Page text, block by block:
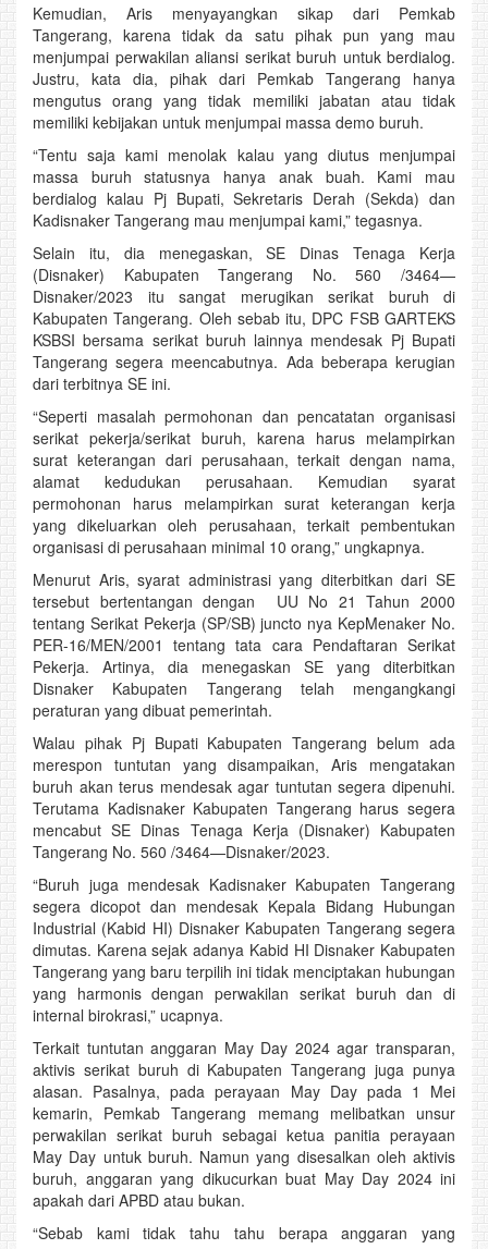
Kemudian, Aris menyayangkan sikap dari Pemkab
Tangerang, karena tidak da satu pihak pun yang mau
menjumpai perwakilan aliansi serikat buruh untuk berdialog.
Justru, kata dia, pihak dari Pemkab Tangerang hanya
mengutus orang yang tidak memiliki jabatan atau tidak
memiliki kebijakan untuk menjumpai massa demo buruh.
“Tentu saja kami menolak kalau yang diutus menjumpai
massa buruh statusnya hanya anak buah. Kami mau
berdialog kalau Pj Bupati, Sekretaris Derah (Sekda) dan
Kadisnaker Tangerang mau menjumpai kami,” tegasnya.
Selain itu, dia menegaskan, SE Dinas Tenaga Kerja
(Disnaker) Kabupaten Tangerang No. 560 /3464—
Disnaker/2023 itu sangat merugikan serikat buruh di
Kabupaten Tangerang. Oleh sebab itu, DPC FSB GARTEKS
KSBSI bersama serikat buruh lainnya mendesak Pj Bupati
Tangerang segera meencabutnya. Ada beberapa kerugian
dari terbitnya SE ini.
“Seperti masalah permohonan dan pencatatan organisasi
serikat pekerja/serikat buruh, karena harus melampirkan
surat keterangan dari perusahaan, terkait dengan nama,
alamat kedudukan perusahaan. Kemudian syarat
permohonan harus melampirkan surat keterangan kerja
yang dikeluarkan oleh perusahaan, terkait pembentukan
organisasi di perusahaan minimal 10 orang,” ungkapnya.
Menurut Aris, syarat administrasi yang diterbitkan dari SE
tersebut bertentangan dengan UU No 21 Tahun 2000
tentang Serikat Pekerja (SP/SB) juncto nya KepMenaker No.
PER-16/MEN/2001 tentang tata cara Pendaftaran Serikat
Pekerja. Artinya, dia menegaskan SE yang diterbitkan
Disnaker Kabupaten Tangerang telah mengangkangi
peraturan yang dibuat pemerintah.
Walau pihak Pj Bupati Kabupaten Tangerang belum ada
merespon tuntutan yang disampaikan, Aris mengatakan
buruh akan terus mendesak agar tuntutan segera dipenuhi.
Terutama Kadisnaker Kabupaten Tangerang harus segera
mencabut SE Dinas Tenaga Kerja (Disnaker) Kabupaten
Tangerang No. 560 /3464—Disnaker/2023.
“Buruh juga mendesak Kadisnaker Kabupaten Tangerang
segera dicopot dan mendesak Kepala Bidang Hubungan
Industrial (Kabid HI) Disnaker Kabupaten Tangerang segera
dimutas. Karena sejak adanya Kabid HI Disnaker Kabupaten
Tangerang yang baru terpilih ini tidak menciptakan hubungan
yang harmonis dengan perwakilan serikat buruh dan di
internal birokrasi,” ucapnya.
Terkait tuntutan anggaran May Day 2024 agar transparan,
aktivis serikat buruh di Kabupaten Tangerang juga punya
alasan. Pasalnya, pada perayaan May Day pada 1 Mei
kemarin, Pemkab Tangerang memang melibatkan unsur
perwakilan serikat buruh sebagai ketua panitia perayaan
May Day untuk buruh. Namun yang disesalkan oleh aktivis
buruh, anggaran yang dikucurkan buat May Day 2024 ini
apakah dari APBD atau bukan.
“Sebab kami tidak tahu tahu berapa anggaran yang